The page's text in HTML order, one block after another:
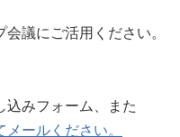
議にご活用ください。
込みフォーム、また
ールください。